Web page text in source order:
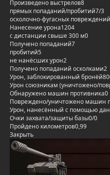
Произведено выстрелов8
прямых попаданий/пробитий7/3
осколочно-фугасных повреждений
Нанесение урона1204
с дистанции свыше 300 м0
Получено попаданий7
пробитий5
не нанёсших урон2
Получено попаданий осколками2
Урон, заблокированный бронёй
Урон союзникам (уничтожено/
Обнаружено машин противника0
Повреждено/уничтожено машин
Урон, нанесённый с помощью
Очки захвата/защиты базы0/0
Пройдено километров0,99
Закрыть